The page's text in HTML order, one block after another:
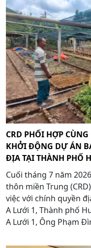
CRD PHỐI HỢP
KHỞI ĐỘNG DỰ ÁN
ĐỊA TẠI THÀNH PHỐ
Cuối tháng 7 năm
thôn miền Trung
việc với chính quyền
A Lưới 1, Thành phố
A Lưới 1, Ông Phạm